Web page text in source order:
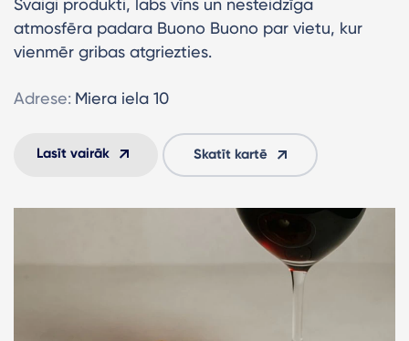
Svaigi produkti, labs vīns un nesteidzīga
atmosfēra padara Buono Buono par vietu, kur
vienmēr gribas atgriezties.
Adrese: Miera iela 10
Lasīt vairāk Skatīt kartē